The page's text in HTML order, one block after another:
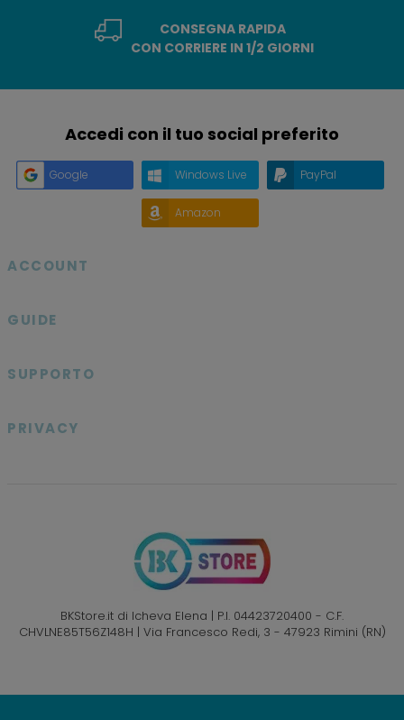
CONSEGNA RAPIDA
CON CORRIERE IN 1/2 GIORNI
Accedi con il tuo social preferito
Google Windows Live PayPal
Amazon
ACCOUNT
GUIDE
SUPPORTO
PRIVACY
BKStore.it di Icheva Elena | P.I. 04423720400 - C.F.
CHVLNE85T56Z148H | Via Francesco Redi, 3 - 47923 Rimini (RN)